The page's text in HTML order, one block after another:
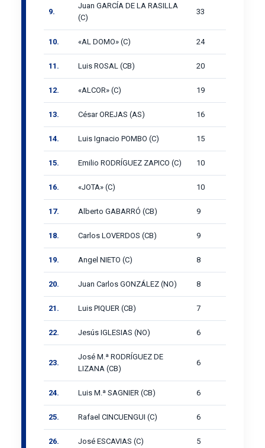
9.
Juan GARCÍA DE LA RASILLA
(C)
33
10. «AL DOMO» (C) 24
11. Luis ROSAL (CB) 20
12. «ALCOR» (C) 19
13. César OREJAS (AS) 16
14. Luis Ignacio POMBO (C) 15
15. Emilio RODRÍGUEZ ZAPICO (C) 10
16. «JOTA» (C) 10
17. Alberto GABARRÓ (CB) 9
18. Carlos LOVERDOS (CB) 9
19. Angel NIETO (C) 8
20. Juan Carlos GONZÁLEZ (NO) 8
21. Luis PIQUER (CB) 7
22. Jesús IGLESIAS (NO) 6
23.
José M.ª RODRÍGUEZ DE
LIZANA (CB)
6
24. Luis M.ª SAGNIER (CB) 6
25. Rafael CINCUENGUI (C) 6
26. José ESCAVIAS (C) 5